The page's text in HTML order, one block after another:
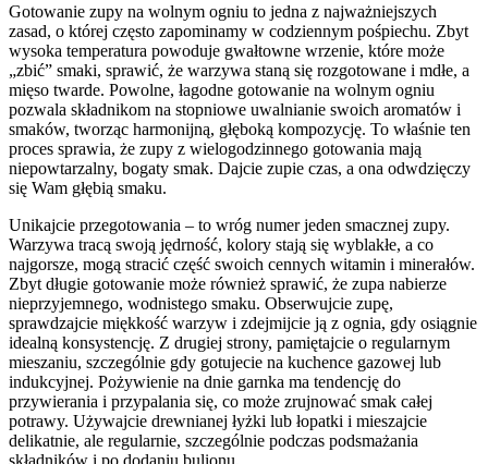
Gotowanie zupy na wolnym ogniu to jedna z najważniejszych
zasad, o której często zapominamy w codziennym pośpiechu. Zbyt
wysoka temperatura powoduje gwałtowne wrzenie, które może
„zbić” smaki, sprawić, że warzywa staną się rozgotowane i mdłe, a
mięso twarde. Powolne, łagodne gotowanie na wolnym ogniu
pozwala składnikom na stopniowe uwalnianie swoich aromatów i
smaków, tworząc harmonijną, głęboką kompozycję. To właśnie ten
proces sprawia, że zupy z wielogodzinnego gotowania mają
niepowtarzalny, bogaty smak. Dajcie zupie czas, a ona odwdzięczy
się Wam głębią smaku.
Unikajcie przegotowania – to wróg numer jeden smacznej zupy.
Warzywa tracą swoją jędrność, kolory stają się wyblakłe, a co
najgorsze, mogą stracić część swoich cennych witamin i minerałów.
Zbyt długie gotowanie może również sprawić, że zupa nabierze
nieprzyjemnego, wodnistego smaku. Obserwujcie zupę,
sprawdzajcie miękkość warzyw i zdejmijcie ją z ognia, gdy osiągnie
idealną konsystencję. Z drugiej strony, pamiętajcie o regularnym
mieszaniu, szczególnie gdy gotujecie na kuchence gazowej lub
indukcyjnej. Pożywienie na dnie garnka ma tendencję do
przywierania i przypalania się, co może zrujnować smak całej
potrawy. Używajcie drewnianej łyżki lub łopatki i mieszajcie
delikatnie, ale regularnie, szczególnie podczas podsmażania
składników i po dodaniu bulionu.